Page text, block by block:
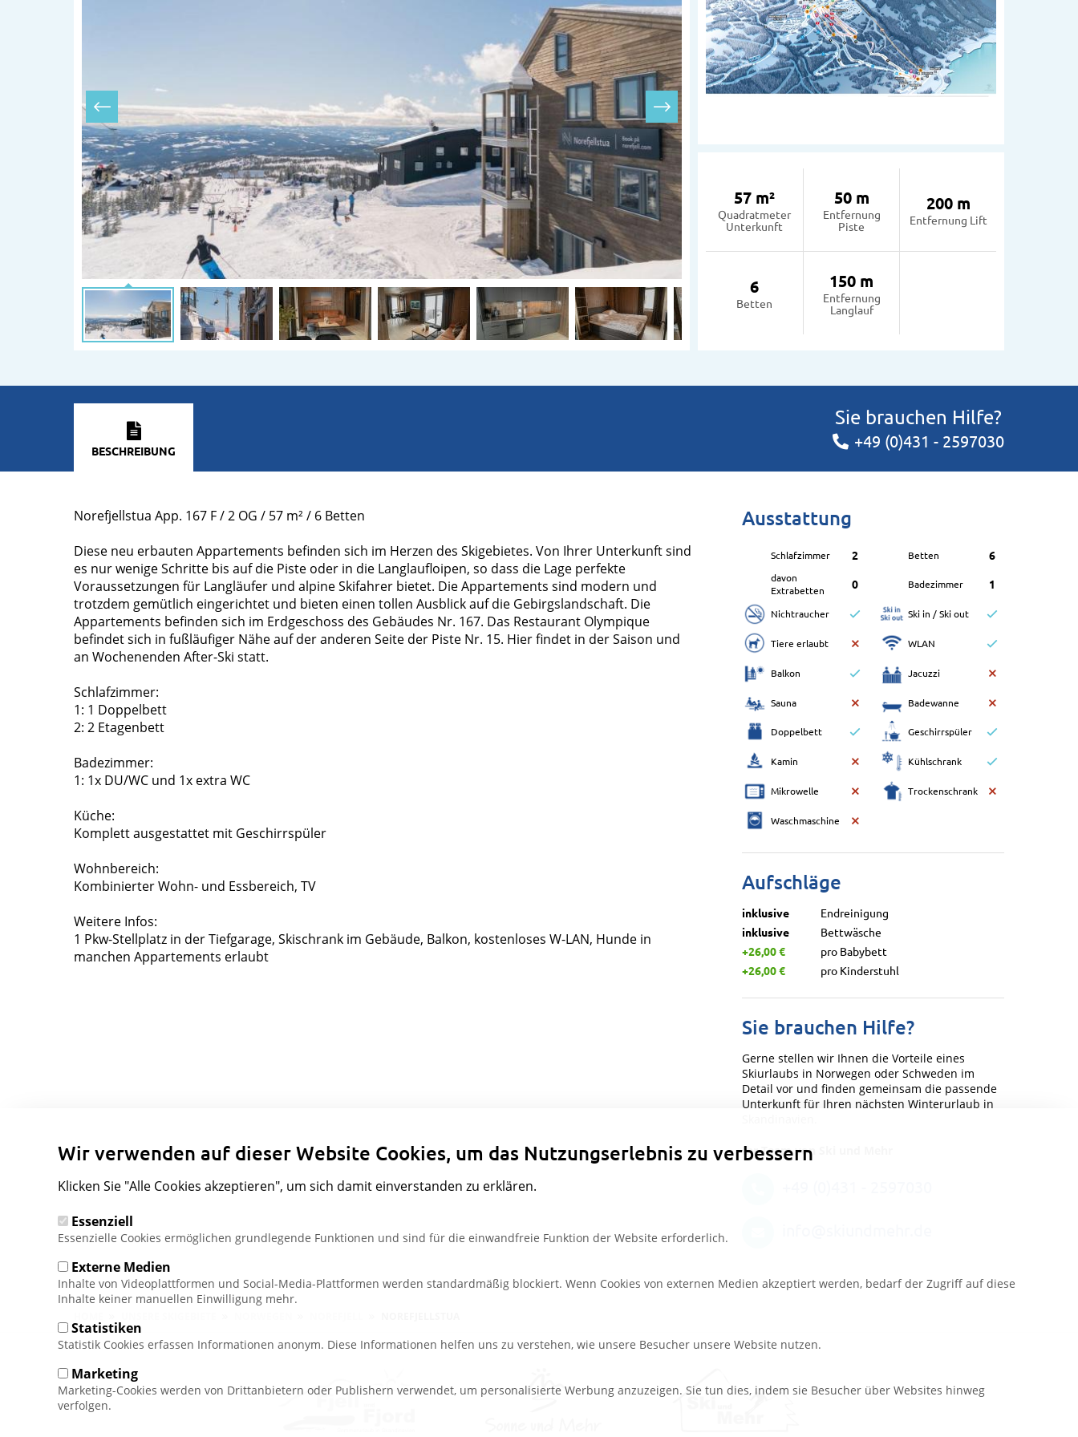
57 m²
Quadratmeter
Unterkunft
50 m
Entfernung
Piste
200 m
Entfernung Lift
6
Betten
150 m
Entfernung
Langlauf
BESCHREIBUNG
Sie brauchen Hilfe?
+49 (0)431 - 2597030
Norefjellstua App. 167 F / 2 OG / 57 m² / 6 Betten
Diese neu erbauten Appartements befinden sich im Herzen des Skigebietes. Von Ihrer Unterkunft sind
es nur wenige Schritte bis auf die Piste oder in die Langlaufloipen, so dass die Lage perfekte
Voraussetzungen für Langläufer und alpine Skifahrer bietet. Die Appartements sind modern und
trotzdem gemütlich eingerichtet und bieten einen tollen Ausblick auf die Gebirgslandschaft. Die
Appartements befinden sich im Erdgeschoss des Gebäudes Nr. 167. Das Restaurant Olympique
befindet sich in fußläufiger Nähe auf der anderen Seite der Piste Nr. 15. Hier findet in der Saison und
an Wochenenden After-Ski statt.
Schlafzimmer:
1: 1 Doppelbett
2: 2 Etagenbett
Badezimmer:
1: 1x DU/WC und 1x extra WC
Küche:
Komplett ausgestattet mit Geschirrspüler
Wohnbereich:
Kombinierter Wohn- und Essbereich, TV
Weitere Infos:
1 Pkw-Stellplatz in der Tiefgarage, Skischrank im Gebäude, Balkon, kostenloses W-LAN, Hunde in
manchen Appartements erlaubt
Ausstattung
Schlafzimmer 2 Betten 6
davon
Extrabetten
0 Badezimmer 1
Nichtraucher Ski in / Ski out
Tiere erlaubt WLAN
Balkon Jacuzzi
Sauna Badewanne
Doppelbett Geschirrspüler
Kamin Kühlschrank
Mikrowelle Trockenschrank
Waschmaschine
Aufschläge
inklusive
Endreinigung
inklusive
Bettwäsche
+26,00 €
pro Babybett
+26,00 €
pro Kinderstuhl
Sie brauchen Hilfe?
Gerne stellen wir Ihnen die Vorteile eines
Skiurlaubs in Norwegen oder Schweden im
Detail vor und finden gemeinsam die passende
Unterkunft für Ihren nächsten Winterurlaub in
Ihr Team von Ski und Mehr
Pfadnavigation
Wir verwenden auf dieser Website Cookies, um das Nutzungserlebnis zu verbessern
Klicken Sie "Alle Cookies akzeptieren", um sich damit einverstanden zu erklären.
Essenziell
Essenzielle Cookies ermöglichen grundlegende Funktionen und sind für die einwandfreie Funktion der Website erforderlich.
Externe Medien
Inhalte von Videoplattformen und Social-Media-Plattformen werden standardmäßig blockiert. Wenn Cookies von externen Medien akzeptiert werden, bedarf der Zugriff auf diese
Inhalte keiner manuellen Einwilligung mehr.
Statistiken
Statistik Cookies erfassen Informationen anonym. Diese Informationen helfen uns zu verstehen, wie unsere Besucher unsere Website nutzen.
Marketing
Marketing-Cookies werden von Drittanbietern oder Publishern verwendet, um personalisierte Werbung anzuzeigen. Sie tun dies, indem sie Besucher über Websites hinweg
verfolgen.